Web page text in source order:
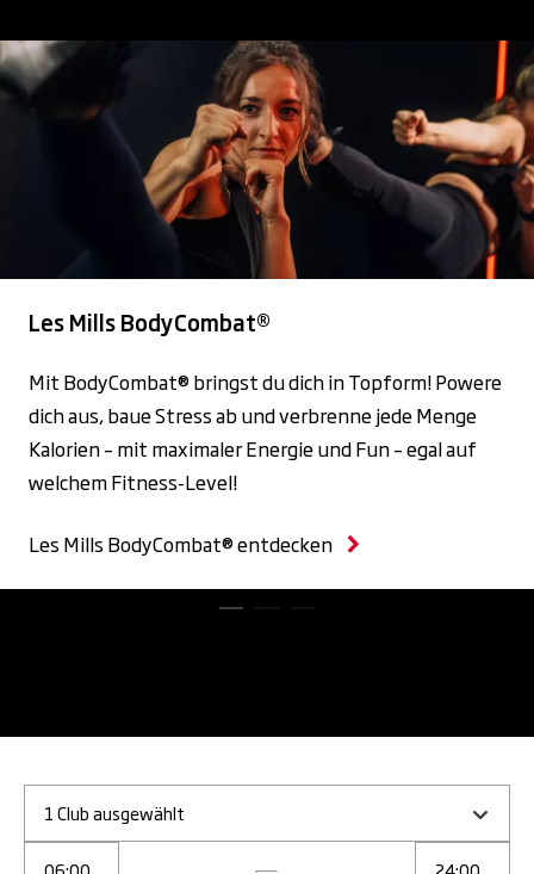
Les Mills BodyCombat®
Mit BodyCombat® bringst du dich in Topform! Powere
dich aus, baue Stress ab und verbrenne jede Menge
Kalorien – mit maximaler Energie und Fun – egal auf
welchem Fitness-Level!
Les Mills BodyCombat® entdecken
1 Club ausgewählt